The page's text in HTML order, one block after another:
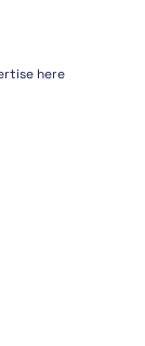
here